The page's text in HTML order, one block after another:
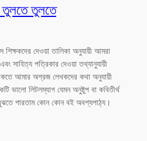
তুলতে তুলতে
দেওয়া তালিকা অনুযায়ী আমরা
সাহিত্য পত্রিকার দেওয়া তথ্যানুযায়ী
আমার অগ্রজ লেখকদের কথা অনুযায়ী
ভালো লিটলম্যাগ যেমন অনুষ্টুপ বা কবিতীর্থ
পারতাম কোন কোন বই অবশ্যপাঠ্য।